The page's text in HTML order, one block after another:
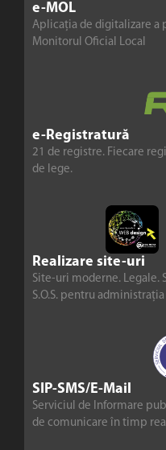
e-MOL
Aplicația de digitalizare a
Monitorul Oficial Local
e-Registratură
21 de registre. Fiecare
de lege.
Realizare site-uri
Site-uri moderne. Legale.
S.O.S. pentru
SIP-SMS/E-Mail
Serviciul de Informare
de comunicare în timp